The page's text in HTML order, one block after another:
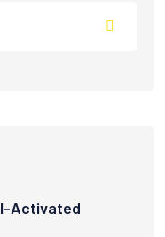
Activated